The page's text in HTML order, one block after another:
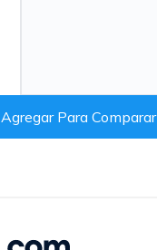
Agregar Para Comparar